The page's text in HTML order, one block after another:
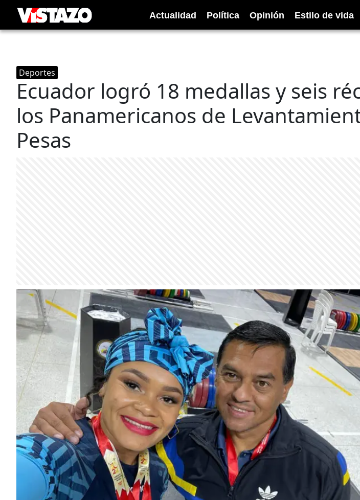
Actualidad Política Opinión Estilo de vida
Deportes
Ecuador logró 18 medallas y seis
los Panamericanos de
Pesas